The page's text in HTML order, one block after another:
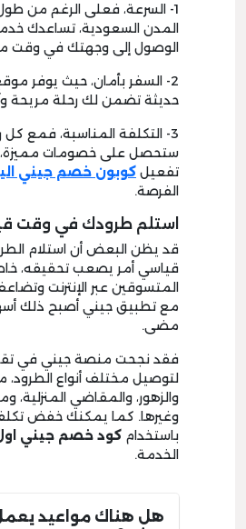
1- السرعة، فعلى الرغم من
المدن السعودية، تساعدك
الوصول إلى وجهتك في وقت
2- السفر بأمان، حيث يوفر
حديثة تضمن لك رحلة مريحة
3- التكلفة المناسبة، فمع
ستحصل على خصومات
تفعيل كوبون خصم جيني
الفرصة.
استلم طرودك في وقت
قد يظن البعض أن استلام
قياسي أمر يصعب تحقيقه،
المتسوقين عبر الإنترنت
مع تطبيق جيني أصبح ذلك
مضى.
فقد نجحت منصة جيني في
لتوصيل مختلف أنواع الطرود،
والزهور، والمقاضي المنزلية،
وغيرها. كما يمكنك خفض
باستخدام كود خصم جيني
الخدمة.
هل هناك مواعيد